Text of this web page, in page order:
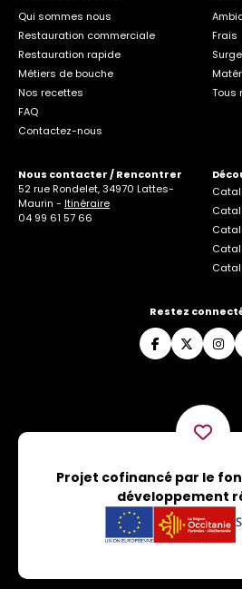
Qui sommes nous
Restauration commerciale
Restauration rapide
Métiers de bouche
Nos recettes
FAQ
Contactez-nous
Frais
Tous
Nous contacter / Rencontrer
52 rue Rondelet, 34970 Lattes-
Maurin - Itinéraire
04 99 61 57 66
Restez
Projet cofinancé par le
développement